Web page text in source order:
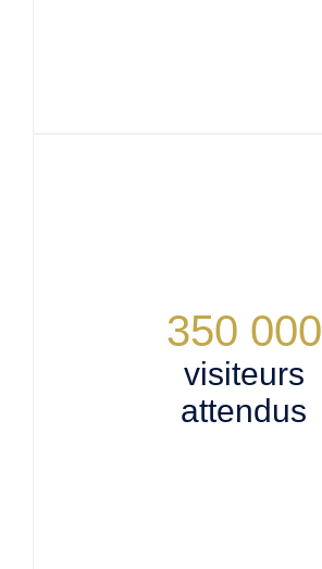
350 000
visiteurs
attendus